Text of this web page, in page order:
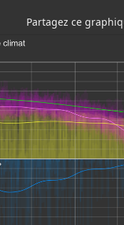
Partagez ce